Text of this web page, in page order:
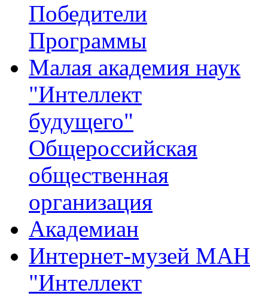
Победители
Программы
Малая академия наук
"Интеллект
будущего"
Общероссийская
общественная
организация
Академиан
Интернет-музей МАН
"Интеллект